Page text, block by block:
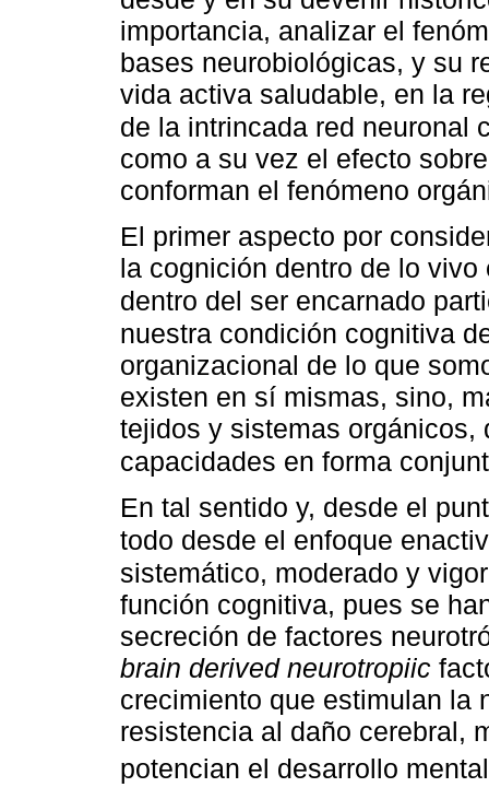
importancia, analizar el
bases neurobiológicas, y su
vida activa saludable, en la
de la intrincada red neuronal
como a su vez el efecto
conforman el fenómeno
El primer aspecto por
la cognición dentro de lo
dentro del ser encarnado
nuestra condición cognitiva
organizacional de lo que
existen en sí mismas, sino,
tejidos y sistemas orgánicos,
capacidades en forma
En tal sentido y, desde el
todo desde el enfoque
sistemático, moderado y
función cognitiva, pues se
secreción de factores
brain derived neurotropiic
crecimiento que estimulan la
resistencia al daño cerebral,
potencian el desarrollo